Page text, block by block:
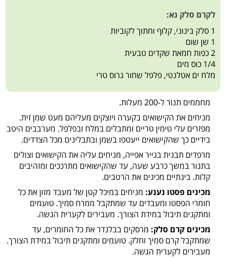
לקרם סלק נא:
1 סלק בינוני, קלוף וחתוך לקוביות
1 שן שום
2 כפות חמאת שקדים טבעית
1/4 כוס מים
מלח ים אטלנטי, פלפל שחור גרוס טרי
מחממים תנור ל-200 מעלות.
מניחים את הקישואים בקערה ויוצקים מעליהם מעט שמן זית.
מפזרים עלי טימין טריים ומתבלים במלח ובפלפל. מערבבים היטב
בידיים כך שהקישואים ייעטפו בשמן ובתבלינים מכל הצדדים.
מרפדים תבנית בנייר אפייה, מניחים עליה את הקישואים וצולים
בתנור במשך כרבע שעה, עד שהקישואים מתרככים ומזהיבים
קלות. בינתיים מכינים את הרטבים.
מכינים פסטו נענע: מניחים במיכל קטן של מעבד מזון את כל
חומרי הפסטו ומעבדים עד שמתקבל ממרח סמיך. טועמים
ומתקנים תיבול במידת הצורך. מעבירים לקערית הגשה.
מכינים קרם סלק: מרסקים בבלנדר את כל החומרים, עד
שמתקבל קרם סמיך וחלק. טועמים ומתקנים תיבול במידת הצורך.
מעבירים לקערית הגשה.